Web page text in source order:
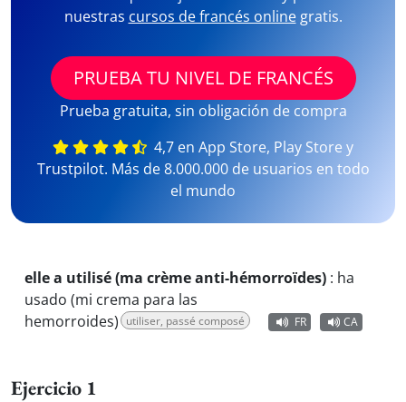
nuestras cursos de francés onlinegratis.
PRUEBA TU NIVEL DE FRANCÉS
Prueba gratuita, sin obligación de compra
4,7 en App Store, Play Store y
Trustpilot. Más de 8.000.000 de usuarios en todo
el mundo
elle a utilisé (ma crème anti-hémorroïdes) : ha
usado (mi crema para las
hemorroides) utiliser, passé composé FR CA
Ejercicio 1